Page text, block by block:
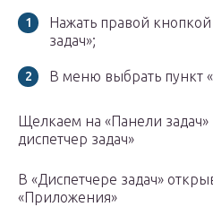
Нажать правой
задач»;
В меню выбрать пункт
Щелкаем на «Панели задач»
диспетчер задач»
В «Диспетчере задач»
«Приложения»